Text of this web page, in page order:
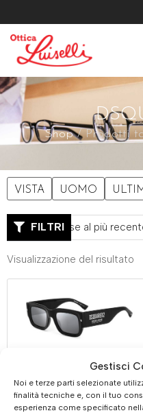
Gestisci
Noi e terze parti selezionate
finalità tecniche e, con il tuo
esperienza come specificato
Shop/ Prodotti
VISTA UOMO
FILTRI
Visualizzazione del risultato
€219.00 €180.00